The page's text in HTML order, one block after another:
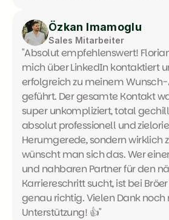
Özkan Imamoglu
Sales Mitarbeiter
"Absolut empfehlenswert!
mich über LinkedIn kontaktiert
erfolgreich zu meinem
geführt. Der gesamte Kontakt
super unkompliziert, total
absolut professionell und
Herumgerede, sondern wirklich
wünscht man sich das. Wer
und nahbaren Partner für den
Karriereschritt sucht, ist bei
genau richtig. Vielen Dank
Unterstützung! 👍"